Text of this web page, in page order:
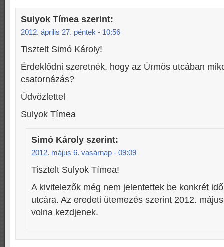
Sulyok Tímea szerint:
2012. április 27. péntek - 10:56
Tisztelt Simó Károly!
Érdeklődni szeretnék, hogy az Ürmös utcában
csatornázás?
Üdvözlettel
Sulyok Tímea
Simó Károly szerint:
2012. május 6. vasárnap - 09:09
Tisztelt Sulyok Tímea!
A kivitelezők még nem jelentettek be konkrét
utcára. Az eredeti ütemezés szerint 2012.
volna kezdjenek.